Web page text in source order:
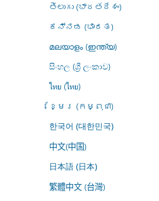
తెలుగు (భారతదేశం)
ಕನ್ನಡ (ಭಾರತ)
മലയാളം (ഇന്ത്യ)
සිංහල (ශ්‍රී ලංකාව)
ไทย (ไทย)
ខ្មែរ (កម្ពុជា)
한국어 (대한민국)
中文(中国)
日本語 (日本)
繁體中文 (台灣)